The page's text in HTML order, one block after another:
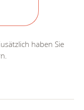
haben Sie